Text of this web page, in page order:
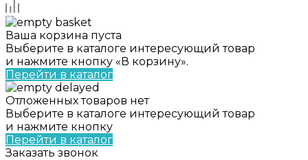
Ваша корзина пуста
Выберите в каталоге интересующий товар
и нажмите кнопку «В корзину».
Перейти в каталог
Отложенных товаров нет
Выберите в каталоге интересующий товар
и нажмите кнопку
Перейти в каталог
Заказать звонок